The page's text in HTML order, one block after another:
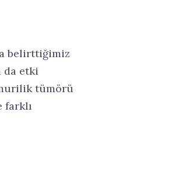
belirttiğimiz
da etki
tümörü